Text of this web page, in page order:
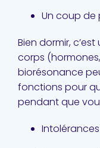
Un coup de
Bien dormir,
corps
biorésonance
fonctions pour
pendant que